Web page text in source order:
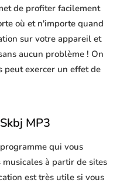
de profiter facilement
où et n'importe quand
sur votre appareil et
aucun problème ! On
peut exercer un effet de
MP3
qui vous
à partir de sites
est très utile si vous